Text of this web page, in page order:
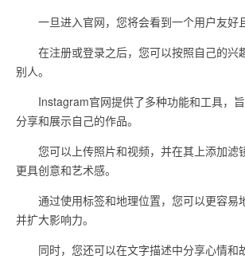
一旦进入官网，您将会看到一个用户友好且
在注册或登录之后，您可以按照自己的兴
别人。
Instagram官网提供了多种功能和工具，旨
分享和展示自己的作品。
您可以上传照片和视频，并在其上添加滤
更具创意和艺术感。
通过使用标签和地理位置，您可以更容易
并扩大影响力。
同时，您还可以在文字描述中分享心情和